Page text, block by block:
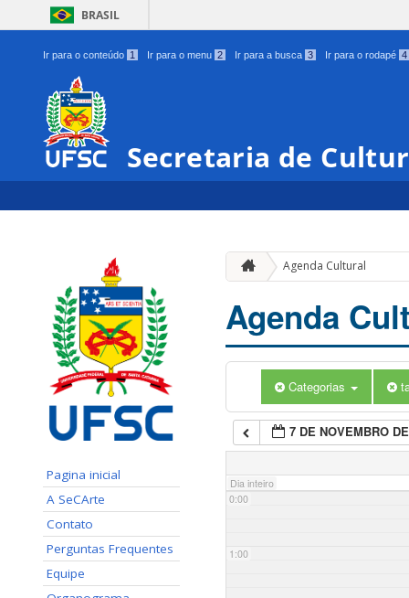
BRASIL
Ir para o conteúdo 1 Ir para o menu 2 Ir para a busca 3 Ir para o rodapé 4
Secretaria de
Pagina inicial
A SeCArte
Contato
Perguntas Frequentes
Equipe
Agenda Cultural
Agenda
Categorias
7 DE NOVEMBRO
Dia inteiro
0:00
1:00